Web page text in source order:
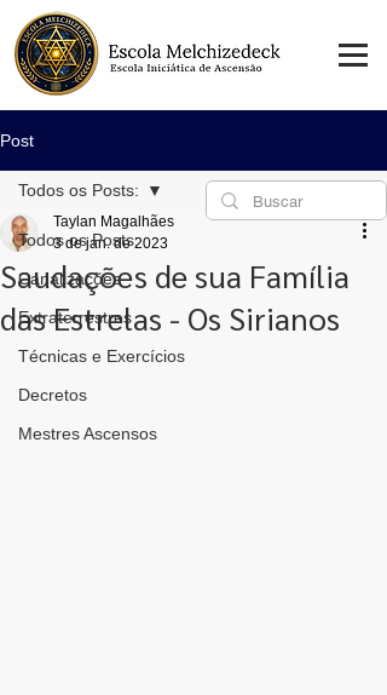
Post
Todos os Posts:
Canalizações
Extraterrestres
Técnicas e Exercícios
Decretos
Mestres Ascensos
Todos os Posts:
Saudações de sua Família
das Estrelas - Os Sirianos
Taylan Magalhães
3 de jan. de 2023